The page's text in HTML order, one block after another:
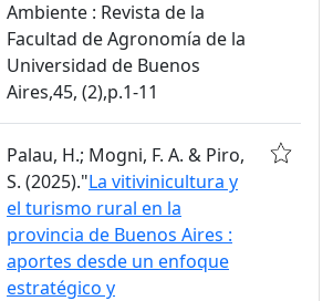
Ambiente : Revista de la
Facultad de Agronomía de la
Universidad de Buenos
Aires,45, (2),p.1-11
Palau, H.; Mogni, F. A. & Piro,
S. (2025)."La vitivinicultura y
el turismo rural en la
provincia de Buenos Aires :
aportes desde un enfoque
estratégico y